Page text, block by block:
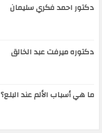
دكتور احمد فكري سليمان
دكتوره ميرفت عبد الخالق
ما هي أسباب الألم عند البلع؟